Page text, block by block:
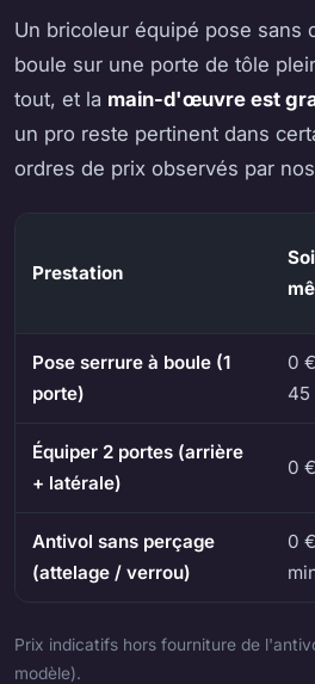
Un bricoleur équipé pose sans
boule sur une porte de tôle
tout, et la main-d'œuvre est
un pro reste pertinent dans
ordres de prix observés par
Prestation
Pose serrure à boule (1
porte)
0
45
Équiper 2 portes (arrière
+ latérale)
0 €
Antivol sans perçage
(attelage / verrou)
0
Prix indicatifs hors fourniture de
modèle).